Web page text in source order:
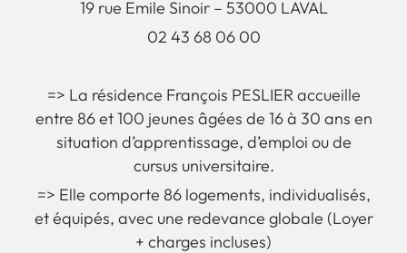
19 rue Emile Sinoir – 53000 LAVAL
02 43 68 06 00
=> La résidence François PESLIER accueille
entre 86 et 100 jeunes âgées de 16 à 30 ans en
situation d’apprentissage, d’emploi ou de
cursus universitaire.
=> Elle comporte 86 logements, individualisés,
et équipés, avec une redevance globale (Loyer
+ charges incluses)